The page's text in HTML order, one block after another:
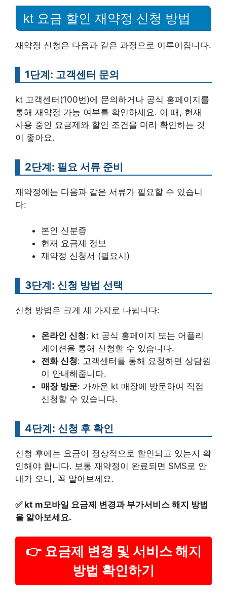
kt 요금 할인 재약정 신청 방법
재약정 신청은 다음과 같은 과정으로 이루어집니다.
1단계: 고객센터 문의
kt 고객센터(100번)에 문의하거나 공식 홈페이지를
통해 재약정 가능 여부를 확인하세요. 이 때, 현재
사용 중인 요금제와 할인 조건을 미리 확인하는 것
이 좋아요.
2단계: 필요 서류 준비
재약정에는 다음과 같은 서류가 필요할 수 있습니
다:
본인 신분증
현재 요금제 정보
재약정 신청서 (필요시)
3단계: 신청 방법 선택
신청 방법은 크게 세 가지로 나뉩니다:
온라인 신청: kt 공식 홈페이지 또는 어플리
케이션을 통해 신청할 수 있습니다.
전화 신청: 고객센터를 통해 요청하면 상담원
이 안내해줍니다.
매장 방문: 가까운 kt 매장에 방문하여 직접
신청할 수 있습니다.
4단계: 신청 후 확인
신청 후에는 요금이 정상적으로 할인되고 있는지 확
인해야 합니다. 보통 재약정이 완료되면 SMS로 안
내가 오니, 꼭 알아보세요.
✅ kt m모바일 요금제 변경과 부가서비스 해지 방법
을 알아보세요.
👉 요금제 변경 및 서비스 해지
방법 확인하기